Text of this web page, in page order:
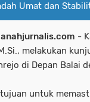
Umat dan
-
melakukan
di Depan Balai
untuk